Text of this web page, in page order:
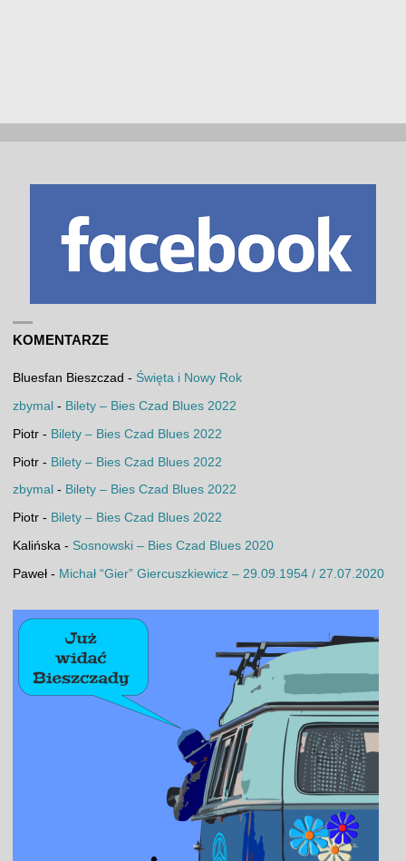
KOMENTARZE
Bluesfan Bieszczad - Święta i Nowy Rok
zbymal - Bilety – Bies Czad Blues 2022
Piotr- Bilety – Bies Czad Blues 2022
Piotr- Bilety – Bies Czad Blues 2022
zbymal - Bilety – Bies Czad Blues 2022
Piotr- Bilety – Bies Czad Blues 2022
Kalińska - Sosnowski – Bies Czad Blues 2020
Paweł- Michał “Gier” Giercuszkiewicz – 29.09.1954 / 27.07.2020